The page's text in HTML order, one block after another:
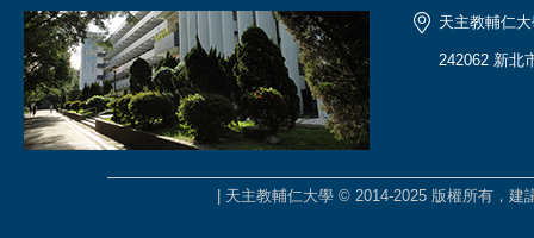
天主教輔仁
242062 新北
| 天主教輔仁大學 © 2014-2025 版權所有，